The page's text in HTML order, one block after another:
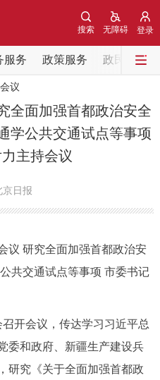
登录
无障碍
搜索
服务 政策服务 政民互动
信息
信息 部门动态
能 政策服务
开
议
全面加强首都政治安全
学公共交通试点等事项
主持会议
京日报
研究全面加强首都政治安
共交通试点等事项 市委书记
开会议，传达学习习近平总
委和政府、新疆生产建设兵
研究《关于全面加强首都政